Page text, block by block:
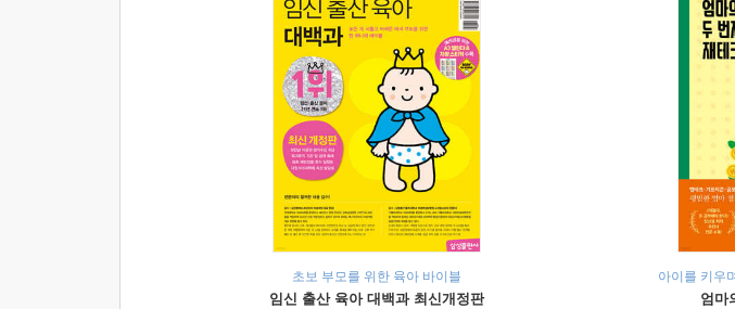
초보 부모를 위한 육아 바이블
임신 출산 육아 대백과 최신개정판
아이를 키우
엄마